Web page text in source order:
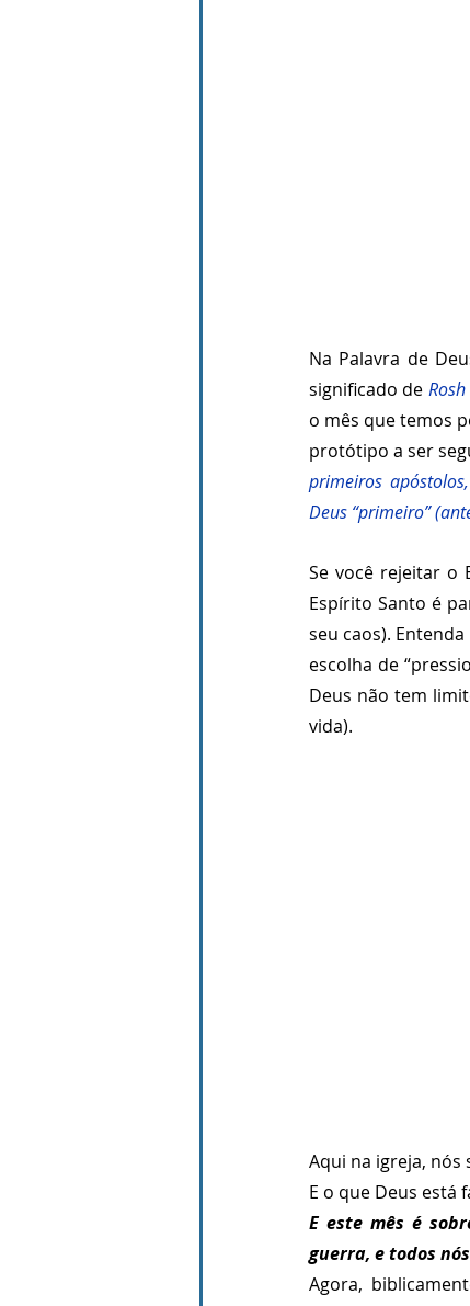
Na Palavra de
significado de
o mês que temos
protótipo a ser
primeiros
Deus “primeiro”
Se você rejeitar o
Espírito Santo é
seu caos).
escolha de
Deus não tem
vida).
Aqui na igreja, nós
E o que Deus está
E este mês é
guerra, e todos
Agora,